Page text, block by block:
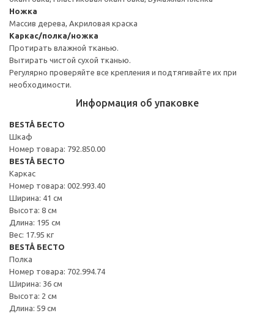
Ножка
Массив дерева, Акриловая краска
Каркас/полка/ножка
Протирать влажной тканью.
Вытирать чистой сухой тканью.
Регулярно проверяйте все крепления и подтягивайте их при
необходимости.
Информация об упаковке
BESTÅ БЕСТО
Шкаф
Номер товара: 792.850.00
BESTÅ БЕСТО
Каркас
Номер товара: 002.993.40
Ширина: 41 см
Высота: 8 см
Длина: 195 см
Вес: 17.95 кг
BESTÅ БЕСТО
Полка
Номер товара: 702.994.74
Ширина: 36 см
Высота: 2 см
Длина: 59 см